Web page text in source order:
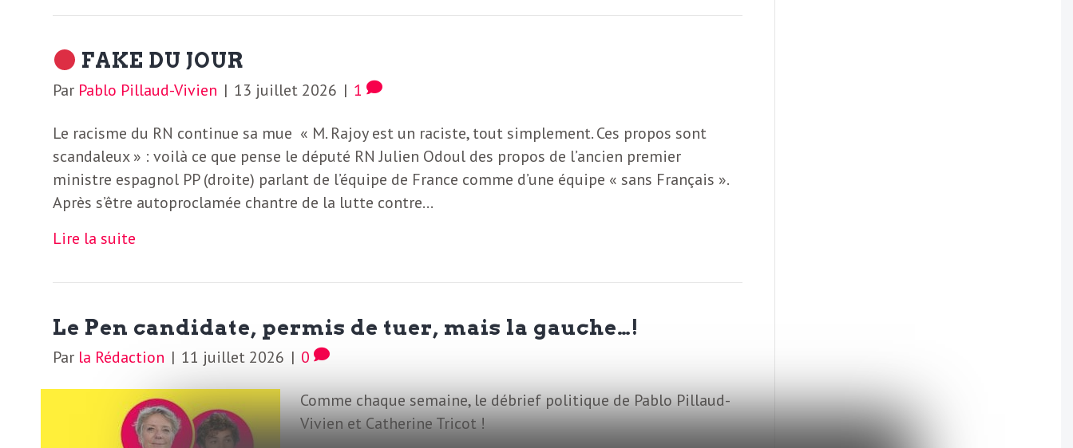
f
F
r
o
m
U
S
A
d
R
g
a
d
FAKE DU JOUR
Par Pablo Pillaud-Vivien | 13 juillet 2026 | 1
Le racisme du RN continue sa mue « M. Rajoy est un raciste, tout simplement. Ces propos sont
scandaleux » : voilà ce que pense le député RN Julien Odoul des propos de l’ancien premier
ministre espagnol PP (droite) parlant de l’équipe de France comme d’une équipe « sans Français ».
Après s’être autoproclamée chantre de la lutte contre…
Lire la suite
Le Pen candidate, permis de tuer, mais la gauche…!
Par la Rédaction | 11 juillet 2026 | 0
Comme chaque semaine, le débrief politique de Pablo Pillaud-
Vivien et Catherine Tricot !